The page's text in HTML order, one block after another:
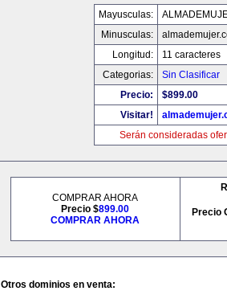
Mayusculas:
Minusculas:
Longitud:
11 caracteres
Categorias:
Sin Clasificar
Precio:
$899.00
Visitar!
Serán consideradas
COMPRAR AHORA
Precio $899.00
COMPRAR AHORA
Precio
Otros dominios en venta: